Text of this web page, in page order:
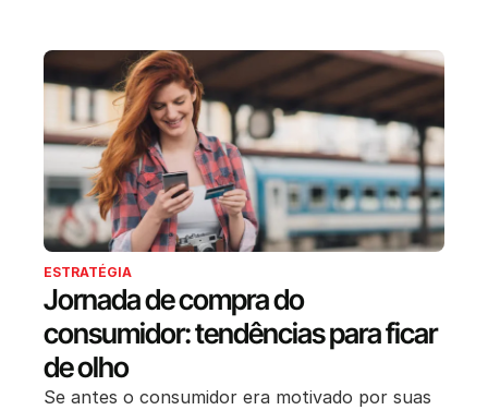
ESTRATÉGIA
Jornada de compra do
consumidor: tendências para ficar
de olho
Se antes o consumidor era motivado por suas